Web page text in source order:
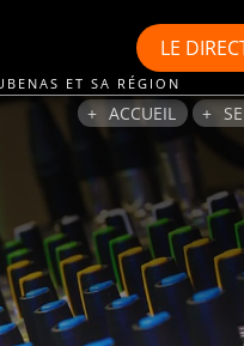
LE
ET SA RÉGION
ACCUEIL